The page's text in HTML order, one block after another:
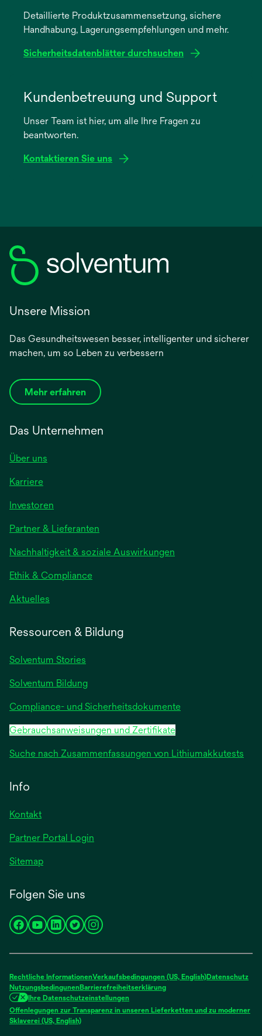
neuen
Registerkarte
Detaillierte Produktzusammensetzung, sichere
Handhabung, Lagerungsempfehlungen und mehr.
Sicherheitsdatenblätter durchsuchen
neuen
Registerkarte
Kundenbetreuung und Support
Unser Team ist hier, um alle Ihre Fragen zu
beantworten.
Kontaktieren Sie uns
Unsere Mission
Das Gesundheitswesen besser, intelligenter und sicherer
machen, um so Leben zu verbessern
Mehr erfahren
Das Unternehmen
Über uns
Karriere
Investoren
einer
neuen
Registerkarte
geöffnet
Partner & Lieferanten
Nachhaltigkeit & soziale Auswirkungen
Ethik & Compliance
Aktuelles
Registerkarte
Ressourcen & Bildung
Solventum Stories
Solventum Bildung
Compliance- und Sicherheitsdokumente
Gebrauchsanweisungen und Zertifikate
Suche nach Zusammenfassungen von Lithiumakkutests
Info
Kontakt
Partner Portal Login
Sitemap
Folgen Sie uns
wird
neuen
Registerkarte
geöffnet
wird
neuen
Registerkarte
geöffnet
wird
neuen
Registerkarte
geöffnet
wird
neuen
Registerkarte
geöffnet
wird
neuen
Registerkarte
geöffnet
Rechtliche InformationenVerkaufsbedingungen (US, English)Datenschutz
NutzungsbedingunenBarrierefreiheitserklärung
Ihre Datenschutzeinstellungen
Offenlegungen zur Transparenz in unseren Lieferketten und zu moderner
Sklaverei (US, English)wird